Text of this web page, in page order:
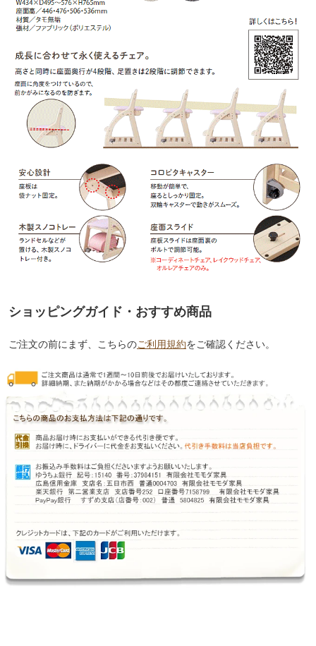
ショッピングガイド・おすすめ商品
ご注文の前にまず、こちらのご利用規約をご確認ください。